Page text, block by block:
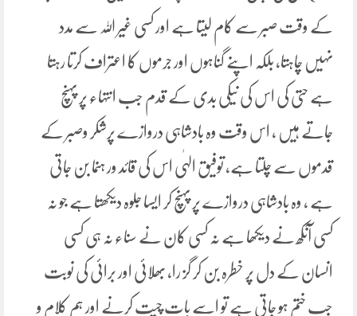
کے وقت صبر سے کام لیتا ہے اور کسی غیر اللہ سے مدد
نہیں چاہتا، بلکہ اپنے گناہوں اور جرموں کا اعتراف کرتا رہتا
ہے حتی کی اس کی نیکی بدی کے قدم جب انتہاء پر پہنچ
جاتے ہیں ، اس وقت وہ بادشاہی دروازے پرشکر وصبر کے
قدموں سے چلتا ہے، توفیق الہٰی اس کی قائد ور ہنما بن جاتی
ہے ، وہ بادشاہی دروازے پر پہنچ کر ایسا جلوہ دیکھتا ہے جو نہ
کسی آنکھ نے دیکھا ہے نہ کسی کان نے سناء نہ ہی کسی
انسان کے دل پر خطرہ بن کر گز را، بھلائی اور برائی کی نوبت
جب ختم ہو جاتی ہے تو اسے بات چیت کرنے اور ہم کلام و